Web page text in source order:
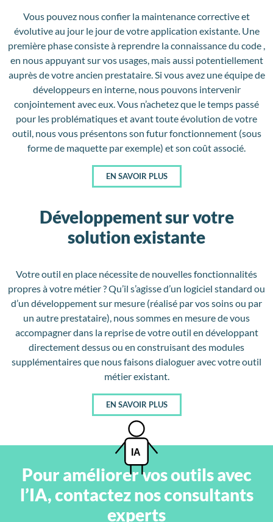
Vous pouvez nous confier la maintenance corrective et
évolutive au jour le jour de votre application existante. Une
première phase consiste à reprendre la connaissance du code ,
en nous appuyant sur vos usages, mais aussi potentiellement
auprès de votre ancien prestataire. Si vous avez une équipe de
développeurs en interne, nous pouvons intervenir
conjointement avec eux. Vous n’achetez que le temps passé
pour les problématiques et avant toute évolution de votre
outil, nous vous présentons son futur fonctionnement (sous
forme de maquette par exemple) et son coût associé.
EN SAVOIR PLUS
Développement sur votre
solution existante
Votre outil en place nécessite de nouvelles fonctionnalités
propres à votre métier ? Qu’il s’agisse d’un logiciel standard ou
d’un développement sur mesure (réalisé par vos soins ou par
un autre prestataire), nous sommes en mesure de vous
accompagner dans la reprise de votre outil en développant
directement dessus ou en construisant des modules
supplémentaires que nous faisons dialoguer avec votre outil
métier existant.
EN SAVOIR PLUS
Pour améliorer vos outils avec
l’IA, contactez nos consultants
experts